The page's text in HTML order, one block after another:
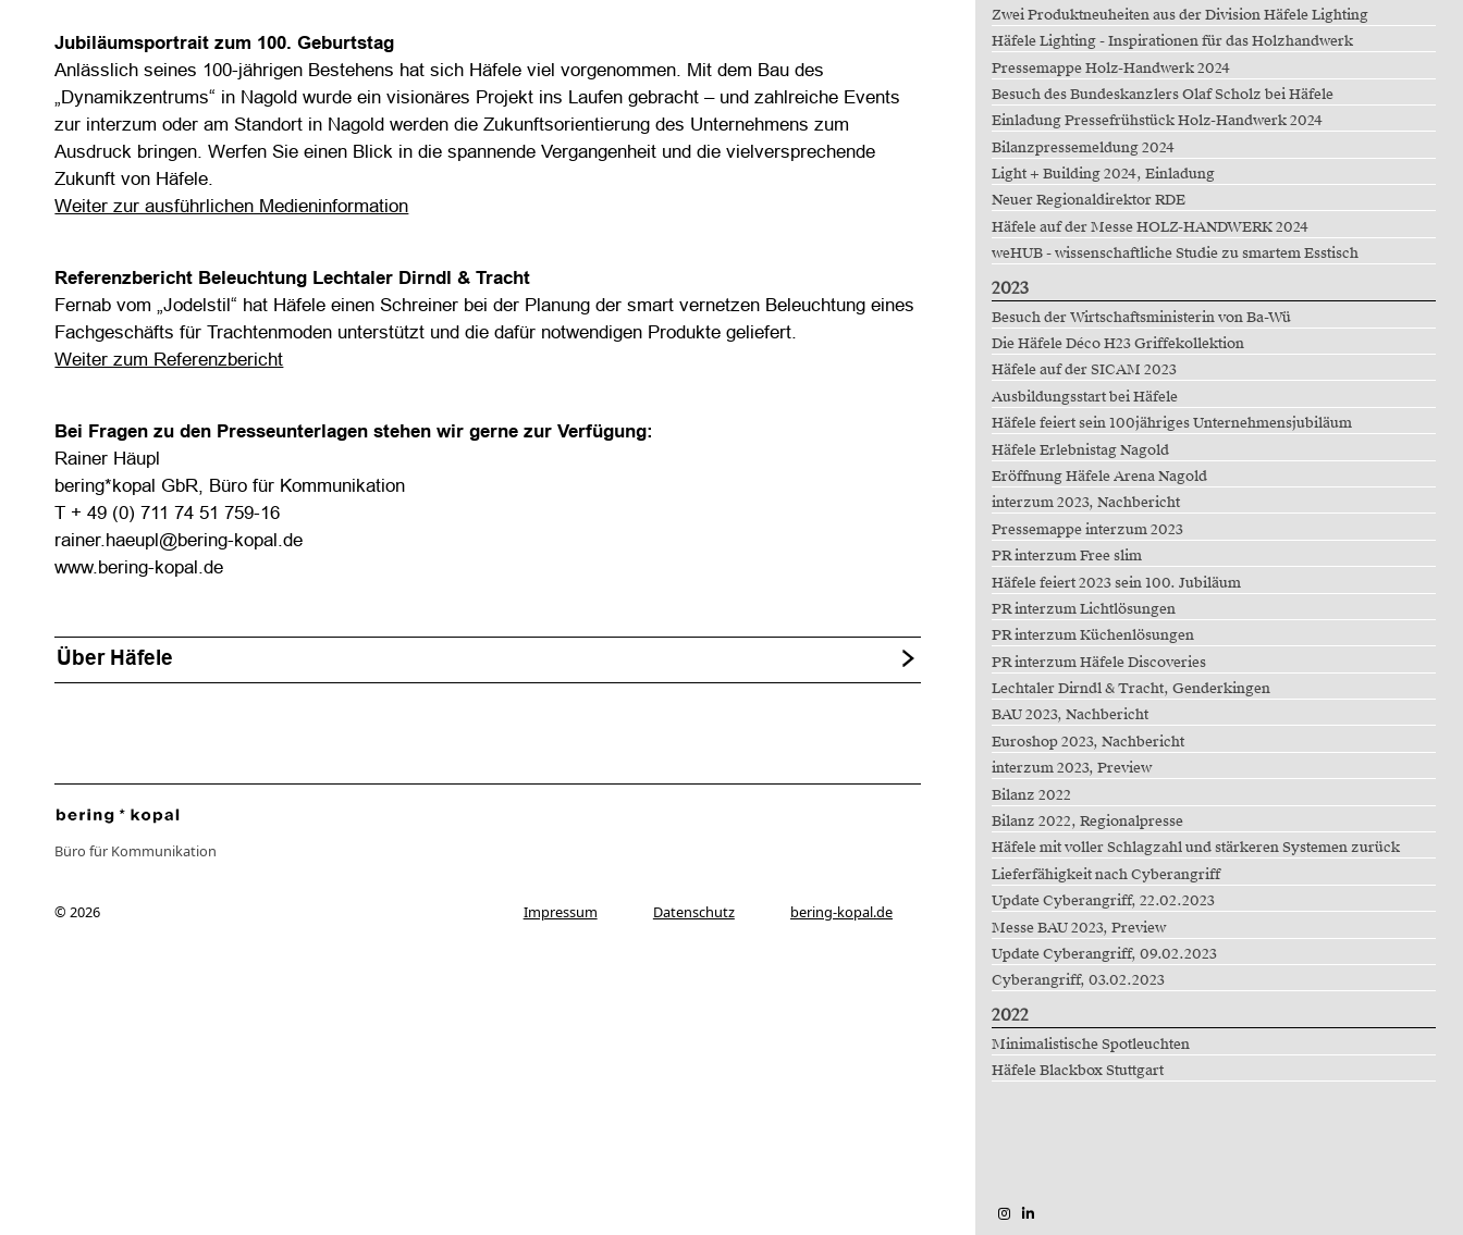
Jubiläumsportrait zum 100. Geburtstag
Anlässlich seines 100-jährigen Bestehens hat sich Häfele viel vorgenommen. Mit dem Bau des
„Dynamikzentrums“ in Nagold wurde ein visionäres Projekt ins Laufen gebracht – und zahlreiche Events
zur interzum oder am Standort in Nagold werden die Zukunftsorientierung des Unternehmens zum
Ausdruck bringen. Werfen Sie einen Blick in die spannende Vergangenheit und die vielversprechende
Zukunft von Häfele.
Weiter zur ausführlichen Medieninformation
Referenzbericht Beleuchtung Lechtaler Dirndl & Tracht
Fernab vom „Jodelstil“ hat Häfele einen Schreiner bei der Planung der smart vernetzen Beleuchtung eines
Fachgeschäfts für Trachtenmoden unterstützt und die dafür notwendigen Produkte geliefert.
Weiter zum Referenzbericht
Bei Fragen zu den Presseunterlagen stehen wir gerne zur Verfügung:
Rainer Häupl
bering*kopal GbR, Büro für Kommunikation
T + 49 (0) 711 74 51 759-16
rainer.haeupl@bering-kopal.de
www.bering-kopal.de
Über Häfele
Büro für Kommunikation
© 2026 bering-kopal.de
Datenschutz
Impressum
Zwei Produktneuheiten aus der Division Häfele Lighting
Häfele Lighting - Inspirationen für das Holzhandwerk
Pressemappe Holz-Handwerk 2024
Besuch des Bundeskanzlers Olaf Scholz bei Häfele
Einladung Pressefrühstück Holz-Handwerk 2024
Bilanzpressemeldung 2024
Light + Building 2024, Einladung
Neuer Regionaldirektor RDE
Häfele auf der Messe HOLZ-HANDWERK 2024
weHUB - wissenschaftliche Studie zu smartem Esstisch
2023
Besuch der Wirtschaftsministerin von Ba-Wü
Die Häfele Déco H23 Griffekollektion
Häfele auf der SICAM 2023
Ausbildungsstart bei Häfele
Häfele feiert sein 100jähriges Unternehmensjubiläum
Häfele Erlebnistag Nagold
Eröffnung Häfele Arena Nagold
interzum 2023, Nachbericht
Pressemappe interzum 2023
PR interzum Free slim
Häfele feiert 2023 sein 100. Jubiläum
PR interzum Lichtlösungen
PR interzum Küchenlösungen
PR interzum Häfele Discoveries
Lechtaler Dirndl & Tracht, Genderkingen
BAU 2023, Nachbericht
Euroshop 2023, Nachbericht
interzum 2023, Preview
Bilanz 2022
Bilanz 2022, Regionalpresse
Häfele mit voller Schlagzahl und stärkeren Systemen zurück
Lieferfähigkeit nach Cyberangriff
Update Cyberangriff, 22.02.2023
Messe BAU 2023, Preview
Update Cyberangriff, 09.02.2023
Cyberangriff, 03.02.2023
2022
Minimalistische Spotleuchten
Häfele Blackbox Stuttgart